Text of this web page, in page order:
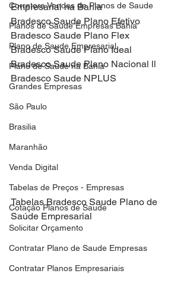
Corretora Vendas de Planos de Saude
Planos de Saude Empresas Bahia
Plano de Saude Empresarial
Plano de Saude na Bahia
Grandes Empresas
São Paulo
Brasilia
Maranhão
Venda Digital
Tabelas de Preços - Empresas
Cotação Planos de Saude
Solicitar Orçamento
Contratar Plano de Saude Empresas
Contratar Planos Empresariais
Empresarial na Bahia
Bradesco Saude Plano Efetivo
Bradesco Saude Plano Flex
Bradesco Saude Plano Ideal
Bradesco Saude Plano Nacional ll
Bradesco Saude NPLUS
Tabelas Bradesco Saude Plano de
Saúde Empresarial